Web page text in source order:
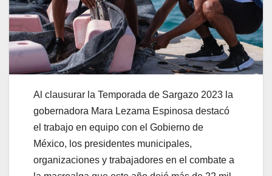
Al clausurar la Temporada de Sargazo 2023 la
gobernadora Mara Lezama Espinosa destacó
el trabajo en equipo con el Gobierno de
México, los presidentes municipales,
organizaciones y trabajadores en el combate a